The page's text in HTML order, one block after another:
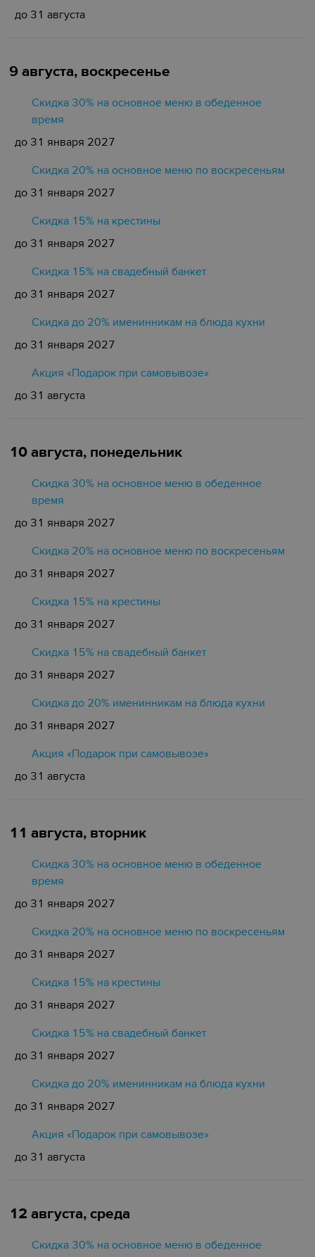
до 31 августа
9 августа, воскресенье
Скидка 30% на основное меню в обеденное
время
до 31 января 2027
Скидка 20% на основное меню по воскресеньям
до 31 января 2027
Скидка 15% на крестины
до 31 января 2027
Cкидка 15% на свадебный банкет
до 31 января 2027
Скидка до 20% именинникам на блюда кухни
до 31 января 2027
Акция «Подарок при самовывозе»
до 31 августа
10 августа, понедельник
Скидка 30% на основное меню в обеденное
время
до 31 января 2027
Скидка 20% на основное меню по воскресеньям
до 31 января 2027
Скидка 15% на крестины
до 31 января 2027
Cкидка 15% на свадебный банкет
до 31 января 2027
Скидка до 20% именинникам на блюда кухни
до 31 января 2027
Акция «Подарок при самовывозе»
до 31 августа
11 августа, вторник
Скидка 30% на основное меню в обеденное
время
до 31 января 2027
Скидка 20% на основное меню по воскресеньям
до 31 января 2027
Скидка 15% на крестины
до 31 января 2027
Cкидка 15% на свадебный банкет
до 31 января 2027
Скидка до 20% именинникам на блюда кухни
до 31 января 2027
Акция «Подарок при самовывозе»
до 31 августа
12 августа, среда
Скидка 30% на основное меню в обеденное